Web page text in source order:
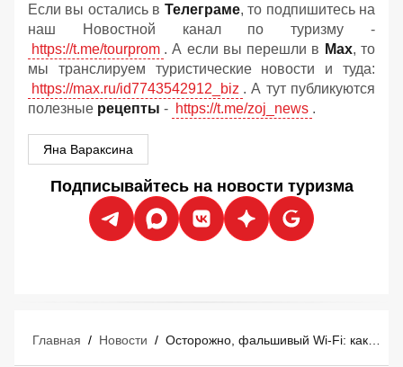
Если вы остались в Телеграме, то подпишитесь на
наш Новостной канал по туризму -
https://t.me/tourprom . А если вы перешли в Мах, то
мы транслируем туристические новости и туда:
https://max.ru/id7743542912_biz . А тут публикуются
полезные рецепты - https://t.me/zoj_news .
Яна Вараксина
Подписывайтесь на новости туризма
Главная / Новости /